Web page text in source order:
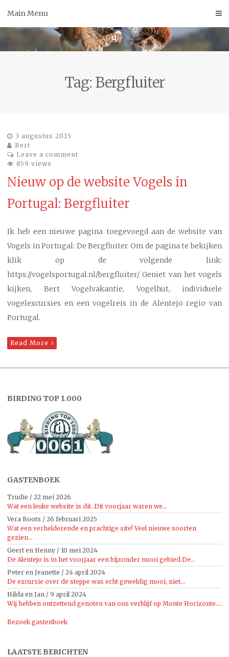
Main Menu
Tag: Bergfluiter
3 augustus 2015
Bert
Leave a comment
859 views
Nieuw op de website Vogels in
Portugal: Bergfluiter
Ik heb een nieuwe pagina toegevoegd aan de website van
Vogels in Portugal: De Bergfluiter Om de pagina te bekijken
klik op de volgende link:
https://vogelsportugal.nl/bergfluiter/ Geniet van het vogels
kijken, Bert Vogelvakantie, Vogelhut, individuele
vogelexcursies en een vogelreis in de Alentejo regio van
Portugal.
Read More
BIRDING TOP 1.000
GASTENBOEK
Trudie / 22 mei 2026
Wat een leuke website is dit. Dit voorjaar waren we...
Vera Boots / 26 februari 2025
Wat een verhelderende en prachtige site! Veel nieuwe soorten
gezien...
Geert en Henny / 10 mei 2024
De Alentejo is in het voorjaar een bijzonder mooi gebied.De...
Peter en Jeanette / 24 april 2024
De excursie over de steppe was echt geweldig mooi, niet...
Hilda en Jan / 9 april 2024
Wij hebben ontzettend genoten van ons verblijf op Monte Horizonte....
Bezoek gastenboek
LAATSTE BERICHTEN